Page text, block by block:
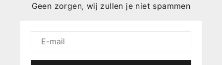
Geen zorgen, wij zullen je niet spammen